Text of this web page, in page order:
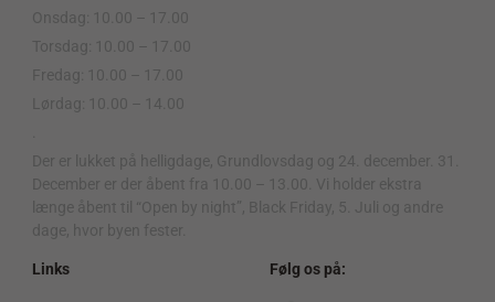
Onsdag: 10.00 – 17.00
Torsdag: 10.00 – 17.00
Fredag: 10.00 – 17.00
Lørdag: 10.00 – 14.00
Der er lukket på helligdage, Grundlovsdag og 24. december. 31.
December er der åbent fra 10.00 – 13.00. Vi holder ekstra
længe åbent til “Open by night”, Black Friday, 5. Juli og andre
dage, hvor byen fester.
Links Følg os på: